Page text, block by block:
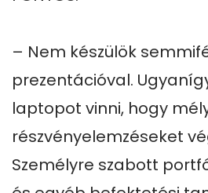
– Nem készülök
prezentációval.
laptopot vinni, hogy
részvényelemzéseket
Személyre szabott